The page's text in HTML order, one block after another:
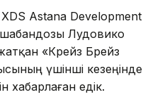
Astana Development
Лудовико
«Крейз Брейз
үшінші кезеңінде
хабарлаған едік.